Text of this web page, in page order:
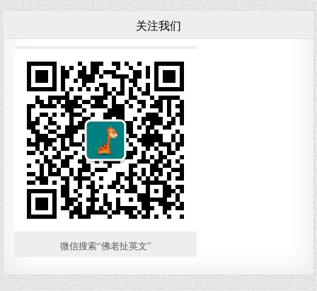
关注我们
微信搜索“佛老扯英文”